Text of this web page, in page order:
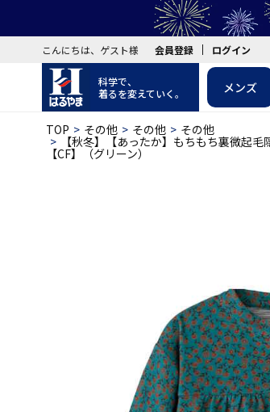
こんにちは、ゲスト様 会員登録 ログイン
科学で、
着るを変えていく。
メンズ
TOP その他 その他 その他
【秋冬】【あったか】もちもち裏微起
【CF】（グリーン）